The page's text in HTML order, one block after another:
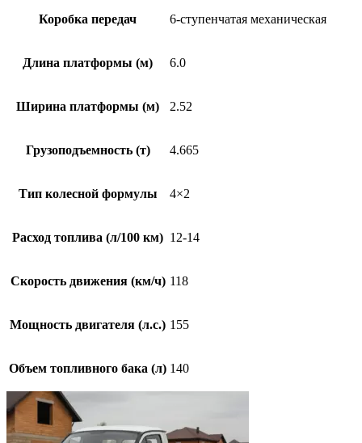
Коробка передач 6-ступенчатая механическая
Длина платформы (м) 6.0
Ширина платформы (м) 2.52
Грузоподъемность (т) 4.665
Тип колесной формулы 4×2
Расход топлива (л/100 км) 12-14
Скорость движения (км/ч) 118
Мощность двигателя (л.с.) 155
Объем топливного бака (л) 140